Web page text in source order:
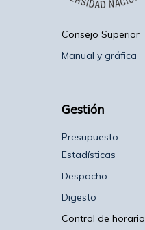
Consejo Superior
Manual y gráfica
Gestión
Presupuesto
Estadísticas
Despacho
Digesto
Control de horario